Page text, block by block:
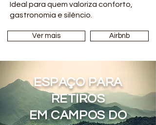
Ideal para quem valoriza conforto,
gastronomia e silêncio.
Ver mais Airbnb
ESPAÇO PARA
RETIROS
EM CAMPOS DO